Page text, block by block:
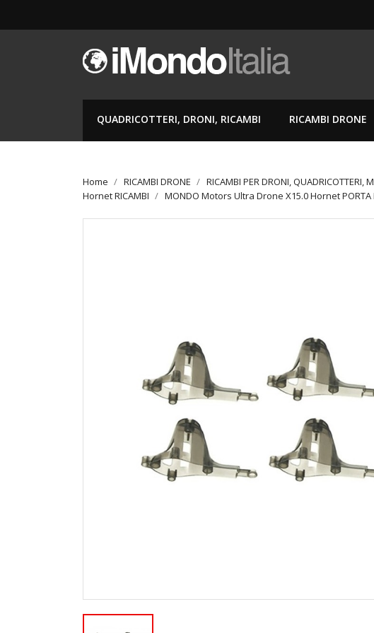
QUADRICOTTERI, DRONI, RICAMBI RICAMBI DRONE
Home RICAMBI DRONE RICAMBI PER DRONI, QUADRICOTTERI,
Hornet RICAMBI
MONDO Motors Ultra Drone X15.0 Hornet PORTA